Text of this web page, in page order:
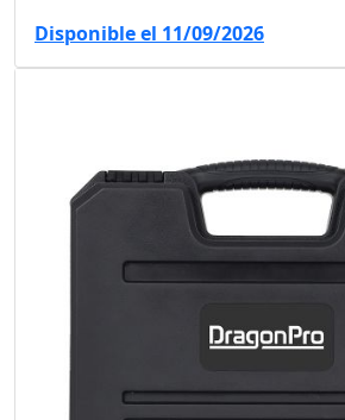
Disponible el 11/09/2026